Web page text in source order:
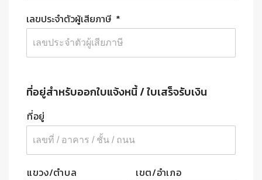
เลขประจำตัวผู้เสียภาษี *
ที่อยู่สำหรับออกใบแจ้งหนี้ / ใบเสร็จรับเงิน
ที่
อยู่ *
ที่อยู่
แขวง/ตำบล เขต/อำเภอ